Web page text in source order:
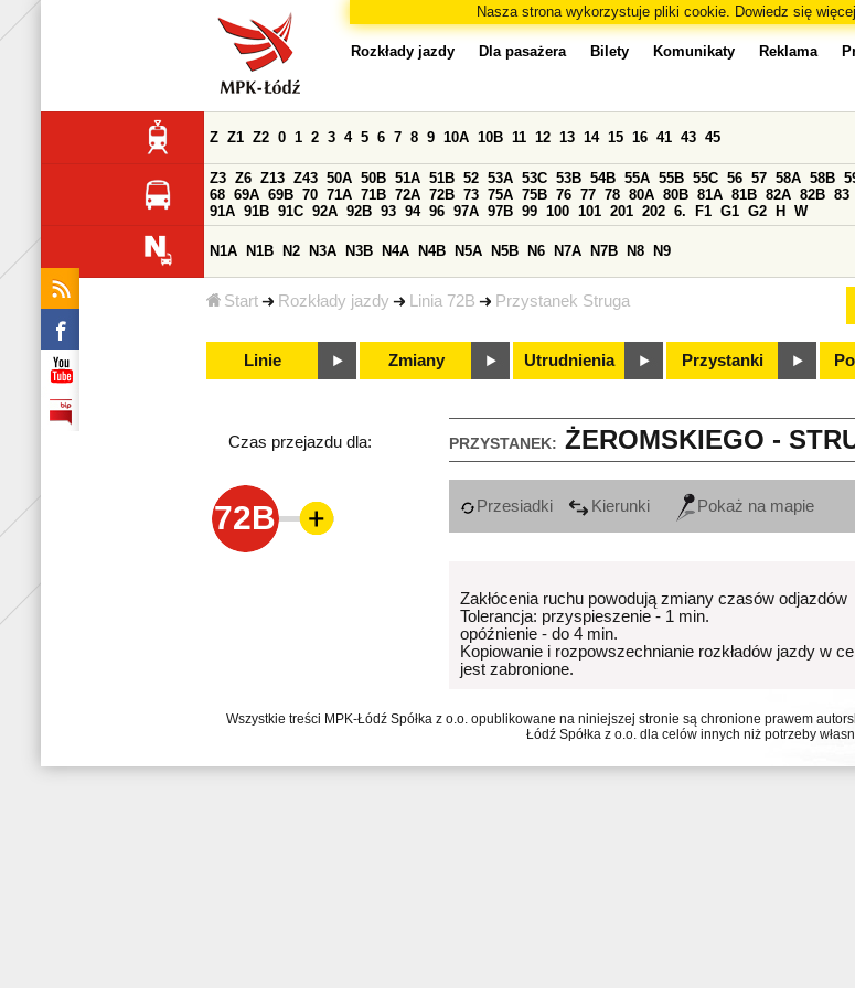
Nasza strona wykorzystuje pliki cookie. Dowiedz się
Start Rozkłady jazdy Linia 72B Przystanek Struga
Rozkłady jazdy Dla pasażera Bilety Komunikaty Reklama
Z Z1 Z2 0 1 2 3 4 5 6 7 8 9 10A 10B 11 12 13 14 15 16 41 43 45
Z3 Z6 Z13 Z43 50A 50B 51A 51B 52 53A 53C 53B 54B 55A 55B 55C 56 57 58A 58B
68 69A 69B 70 71A 71B 72A 72B 73 75A 75B 76 77 78 80A 80B 81A 81B 82A 82B 83
91A 91B 91C 92A 92B 93 94 96 97A 97B 99 100 101 201 202 6. F1 G1 G2 H W
N1A N1B N2 N3A N3B N4A N4B N5A N5B N6 N7A N7B N8 N9
Linie Zmiany Utrudnienia Przystanki
PRZYSTANEK: ŻEROMSKIEGO -
Czas przejazdu dla:
72B Przesiadki Kierunki Pokaż na mapie
Zakłócenia ruchu powodują zmiany czasów odjazdów
Tolerancja: przyspieszenie - 1 min.
opóźnienie - do 4 min.
Kopiowanie i rozpowszechnianie rozkładów jazdy w
jest zabronione.
Wszystkie treści MPK-Łódź Spółka z o.o. opublikowane na niniejszej stronie są chronione prawem
Łódź Spółka z o.o. dla celów innych niż potrzeby